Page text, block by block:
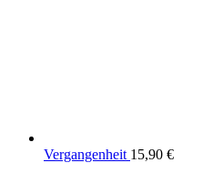
Vergangenheit 15,90 €